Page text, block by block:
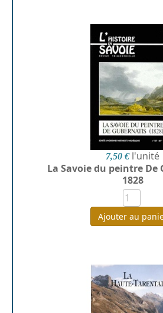
7,50 € l'unité
La Savoie du peintre De
1828
Ajouter au